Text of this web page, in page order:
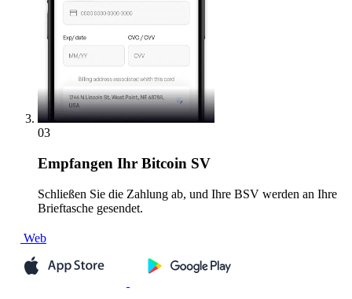
03
Empfangen Ihr Bitcoin SV
Schließen Sie die Zahlung ab, und Ihre BSV werden an Ihre
Brieftasche gesendet.
Web